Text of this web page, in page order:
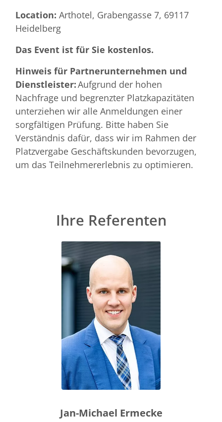
Location: Arthotel, Grabengasse 7, 69117
Heidelberg
Das Event ist für Sie kostenlos.
Hinweis für Partnerunternehmen und
Dienstleister:Aufgrund der hohen
Nachfrage und begrenzter Platzkapazitäten
unterziehen wir alle Anmeldungen einer
sorgfältigen Prüfung. Bitte haben Sie
Verständnis dafür, dass wir im Rahmen der
Platzvergabe Geschäftskunden bevorzugen,
um das Teilnehmererlebnis zu optimieren.
Ihre Referenten
Jan-Michael Ermecke